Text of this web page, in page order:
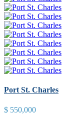
Port St. Charles
$ 550,000